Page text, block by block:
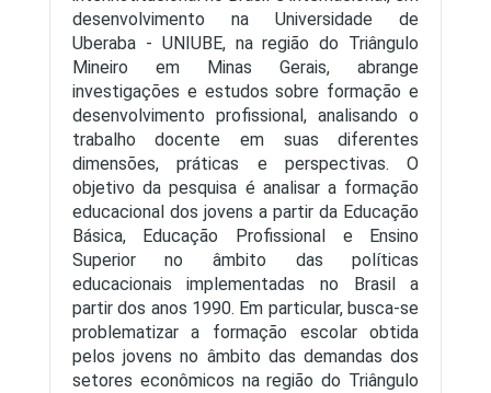
desenvolvimento na Universidade de
Uberaba - UNIUBE, na região do Triângulo
Mineiro em Minas Gerais, abrange
investigações e estudos sobre formação e
desenvolvimento profissional, analisando o
trabalho docente em suas diferentes
dimensões, práticas e perspectivas. O
objetivo da pesquisa é analisar a formação
educacional dos jovens a partir da Educação
Básica, Educação Profissional e Ensino
Superior no âmbito das políticas
educacionais implementadas no Brasil a
partir dos anos 1990. Em particular, busca-se
problematizar a formação escolar obtida
pelos jovens no âmbito das demandas dos
setores econômicos na região do Triângulo